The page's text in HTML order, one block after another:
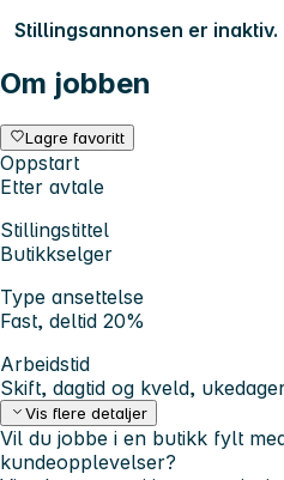
Stillingsannonsen er inaktiv.
Om jobben
Lagre favoritt
Oppstart
Etter avtale
Stillingstittel
Butikkselger
Type ansettelse
Fast, deltid 20%
Arbeidstid
Skift, dagtid og kveld,
Vis flere detaljer
Vil du jobbe i en butikk fylt
kundeopplevelser?